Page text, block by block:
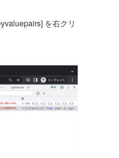
を右クリ